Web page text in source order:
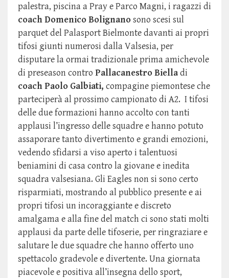
palestra, piscina a Pray e Parco Magni, i ragazzi di
coach Domenico Bolignanosono scesi sul
parquet del Palasport Bielmonte davanti ai propri
tifosi giunti numerosi dalla Valsesia, per
disputare la ormai tradizionale prima amichevole
di preseason contro Pallacanestro Bielladi
coach Paolo Galbiati, compagine piemontese che
parteciperà al prossimo campionato di A2. I tifosi
delle due formazioni hanno accolto con tanti
applausi l’ingresso delle squadre e hanno potuto
assaporare tanto divertimento e grandi emozioni,
vedendo sfidarsi a viso aperto i talentuosi
beniamini di casa contro la giovane e inedita
squadra valsesiana. Gli Eagles non si sono certo
risparmiati, mostrando al pubblico presente e ai
propri tifosi un incoraggiante e discreto
amalgama e alla fine del match ci sono stati molti
applausi da parte delle tifoserie, per ringraziare e
salutare le due squadre che hanno offerto uno
spettacolo gradevole e divertente. Una giornata
piacevole e positiva all’insegna dello sport,